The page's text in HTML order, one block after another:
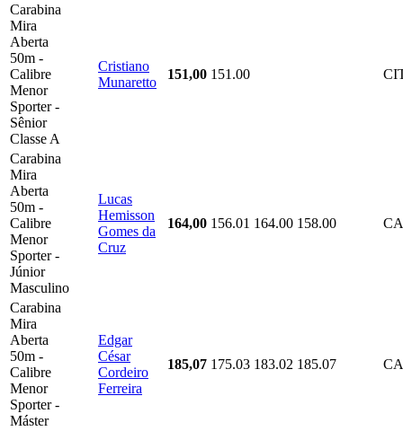
Carabina
Mira
Aberta
50m -
Calibre
Menor
Sporter -
Sênior
Classe A
Cristiano
Munaretto
151,00 151.00
Carabina
Mira
Aberta
50m -
Calibre
Menor
Sporter -
Júnior
Masculino
Lucas
Hemisson
Gomes da
Cruz
164,00 156.01 164.00 158.00
Carabina
Mira
Aberta
50m -
Calibre
Menor
Sporter -
Máster
Edgar
César
Cordeiro
Ferreira
185,07 175.03 183.02 185.07